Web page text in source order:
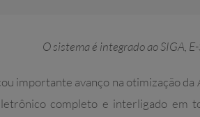
O sistema é integrado ao SIGA, E-
importante avanço na otimização
completo e interligado em